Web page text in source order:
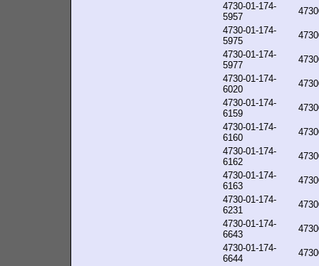
4730-01-174-
5957
4730-01-174-
5975
4730-01-174-
5977
4730-01-174-
6020
4730-01-174-
6159
4730-01-174-
6160
4730-01-174-
6162
4730-01-174-
6163
4730-01-174-
6231
4730-01-174-
6643
4730-01-174-
6644